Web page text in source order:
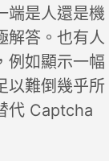
端是人還是機
解答。也有人
例如顯示一幅
以難倒幾乎所
代 Captcha